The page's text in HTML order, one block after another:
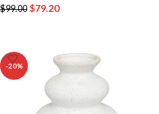
$99.00 $79.20
-20%